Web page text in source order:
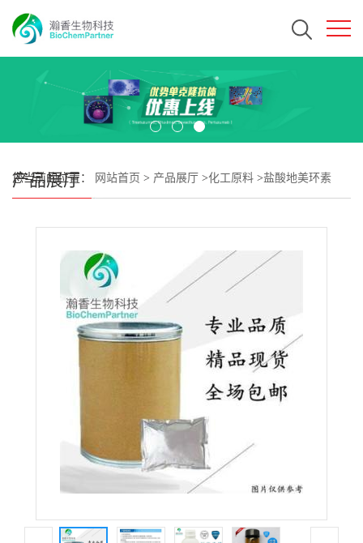
产品展厅
您当前的位置： 网站首页 > 产品展厅 >化工原料 >盐酸地美环素